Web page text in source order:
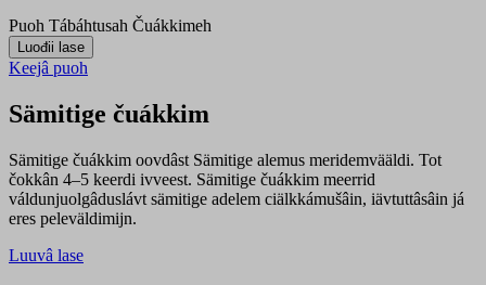
Puoh Tábáhtusah Čuákkimeh
Keejâ puoh
Sämitige čuákkim
Sämitige čuákkim oovdâst Sämitige alemus meridemvääldi. Tot
čokkân 4–5 keerdi ivveest. Sämitige čuákkim meerrid
váldunjuolgâduslávt sämitige adelem ciälkkámušâin, iävtuttâsâin já
eres peleväldimijn.
Luuvâ lase